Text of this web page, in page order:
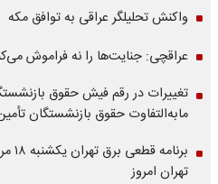
واکنش تحلیلگر عراقی به توافق مکه
عراقچی: جنایت‌ها را نه فراموش
تغییرات در رقم فیش حقوق
مابه‌التفاوت حقوق بازنشستگان
تهران امروز